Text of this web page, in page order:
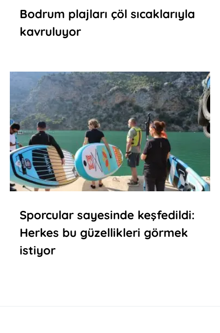
Bodrum plajları çöl sıcaklarıyla
kavruluyor
Sporcular sayesinde keşfedildi:
Herkes bu güzellikleri görmek
istiyor